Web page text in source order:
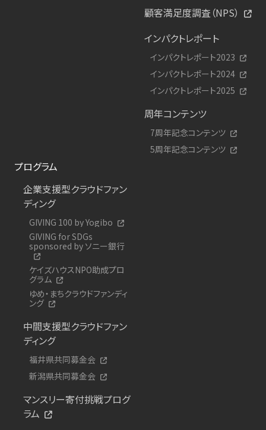
顧客満足度調査（NPS）
インパクトレポート
インパクトレポート2023
インパクトレポート2024
インパクトレポート2025
周年コンテンツ
7周年記念コンテンツ
5周年記念コンテンツ
プログラム
企業支援型クラウドファン
ディング
GIVING 100 by Yogibo
GIVING for SDGs
sponsored by ソニー銀行
ケイズハウスNPO助成プロ
グラム
ゆめ・まちクラウドファンディ
ング
中間支援型クラウドファン
ディング
福井県共同募金会
新潟県共同募金会
マンスリー寄付挑戦プログ
ラム